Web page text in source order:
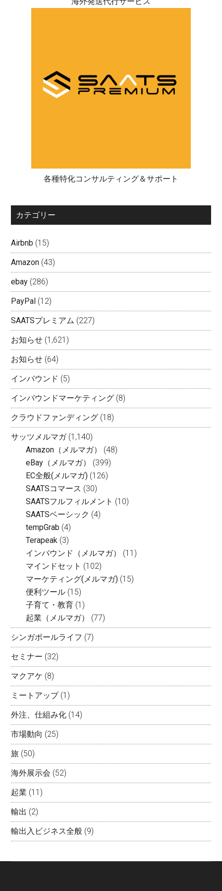
各種特化コンサルティング＆サポート
カテゴリー
Airbnb (15)
Amazon (43)
ebay (286)
PayPal (12)
SAATSプレミアム (227)
お知らせ (1,621)
お知らせ (64)
インバウンド (5)
インバウンドマーケティング (8)
クラウドファンディング (18)
サッツメルマガ(1,140)
Amazon（メルマガ）
(48)
eBay（メルマガ）
(399)
EC全般(メルマガ) (126)
SAATSコマース (30)
SAATSフルフィルメント (10)
SAATSベーシック (4)
tempGrab (4)
Terapeak (3)
インバウンド（メルマガ）
(11)
マインドセット (102)
マーケティング(メルマガ) (15)
便利ツール (15)
子育て・教育 (1)
起業（メルマガ）
(77)
シンガポールライフ (7)
セミナー (32)
マクアケ (8)
ミートアップ(1)
外注、仕組み化 (14)
市場動向 (25)
旅 (50)
海外展示会 (52)
起業 (11)
輸出 (2)
輸出入ビジネス全般 (9)